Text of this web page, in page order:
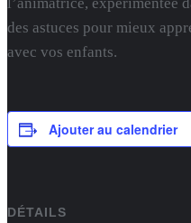
des astuces pour mieux
avec vos enfants.
Ajouter au calendrier
DÉTAILS